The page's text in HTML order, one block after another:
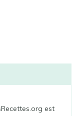
est